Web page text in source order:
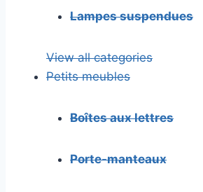
Lampes suspendues
View all categories
Petits meubles
Boîtes aux lettres
Porte-manteaux